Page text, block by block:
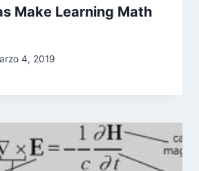
Make Learning Math
4, 2019